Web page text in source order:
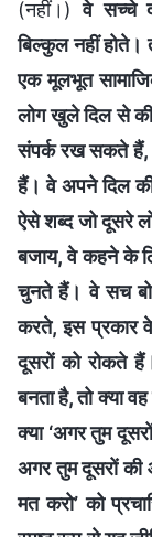
(नहीं।)वे सच्चे
बिल्कुल नहीं होते।
एक मूलभूत
लोग खुले दिल से की
संपर्क रख सकते हैं,
हैं। वे अपने दिल
ऐसे शब्द जो दूसरे
बजाय, वे कहने के
चुनते हैं। वे सच
करते, इस प्रकार
दूसरों को रोकते
बनता है, तो क्या
क्या ‘अगर तुम
अगर तुम दूसरों की
मत करो’ को